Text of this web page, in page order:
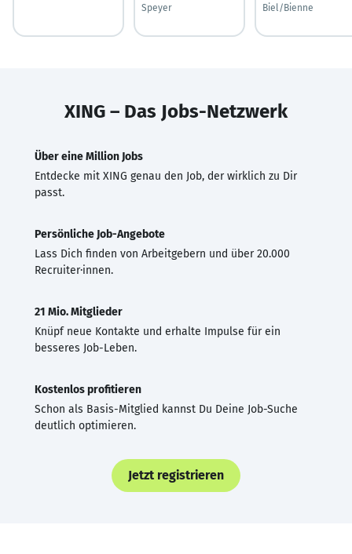
Speyer
Biel/Bienne
XING – Das Jobs-Netzwerk
Über eine Million Jobs
Entdecke mit XING genau den Job, der wirklich zu Dir
passt.
Persönliche Job-Angebote
Lass Dich finden von Arbeitgebern und über 20.000
Recruiter·innen.
21 Mio. Mitglieder
Knüpf neue Kontakte und erhalte Impulse für ein
besseres Job-Leben.
Kostenlos profitieren
Schon als Basis-Mitglied kannst Du Deine Job-Suche
deutlich optimieren.
Jetzt registrieren